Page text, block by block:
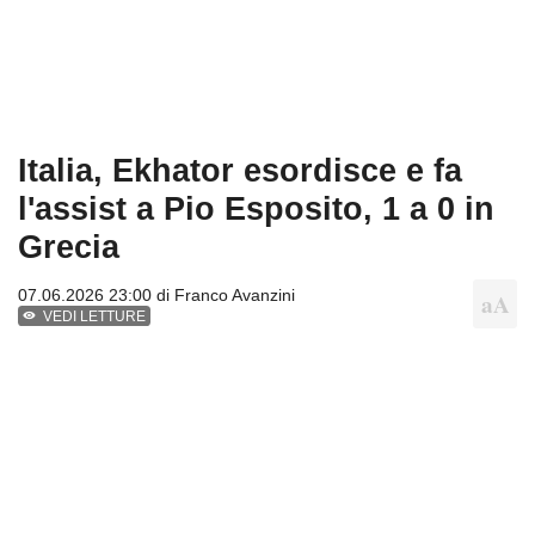
Italia, Ekhator esordisce e fa
l'assist a Pio Esposito, 1 a 0 in
Grecia
07.06.2026 23:00 di Franco Avanzini
VEDI LETTURE